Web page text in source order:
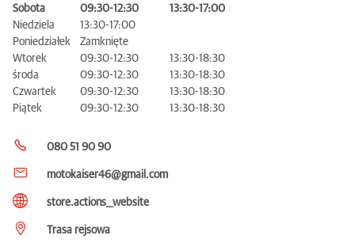
Sobota 09:30-12:30
13:30-17:00
Niedziela
13:30-17:00
Poniedziałek
Zamknięte
Wtorek
09:30-12:30
13:30-18:30
środa
09:30-12:30
13:30-18:30
Czwartek
09:30-12:30
13:30-18:30
Piątek
09:30-12:30 13:30-18:30
080 51 90 90
motokaiser46@gmail.com
store.actions__website
Trasa rejsowa